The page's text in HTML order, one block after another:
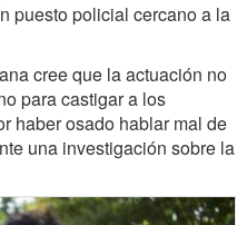
puesto policial cercano a la
cree que la actuación no
para castigar a los
haber osado hablar mal de
una investigación sobre la